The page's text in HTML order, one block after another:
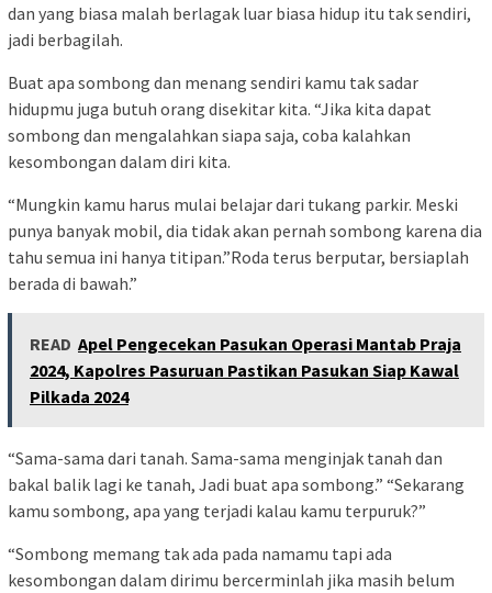
dan yang biasa malah berlagak luar biasa hidup itu tak sendiri,
jadi berbagilah.
Buat apa sombong dan menang sendiri kamu tak sadar
hidupmu juga butuh orang disekitar kita. “Jika kita dapat
sombong dan mengalahkan siapa saja, coba kalahkan
kesombongan dalam diri kita.
“Mungkin kamu harus mulai belajar dari tukang parkir. Meski
punya banyak mobil, dia tidak akan pernah sombong karena dia
tahu semua ini hanya titipan.”Roda terus berputar, bersiaplah
berada di bawah.”
READ Apel Pengecekan Pasukan Operasi Mantab Praja
2024, Kapolres Pasuruan Pastikan Pasukan Siap Kawal
Pilkada 2024
“Sama-sama dari tanah. Sama-sama menginjak tanah dan
bakal balik lagi ke tanah, Jadi buat apa sombong.” “Sekarang
kamu sombong, apa yang terjadi kalau kamu terpuruk?”
“Sombong memang tak ada pada namamu tapi ada
kesombongan dalam dirimu bercerminlah jika masih belum